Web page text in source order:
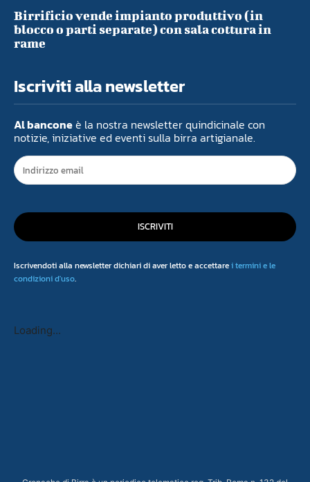
Birrificio vende impianto produttivo (in
blocco o parti separate) con sala cottura in
rame
Iscriviti alla newsletter
Al banconeè la nostra newsletter quindicinale con
notizie, iniziative ed eventi sulla birra artigianale.
ISCRIVITI
Iscrivendoti alla newsletter dichiari di aver letto e accettarei termini e le
condizioni d'uso.
Loading...